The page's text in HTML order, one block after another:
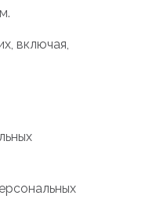
включая,